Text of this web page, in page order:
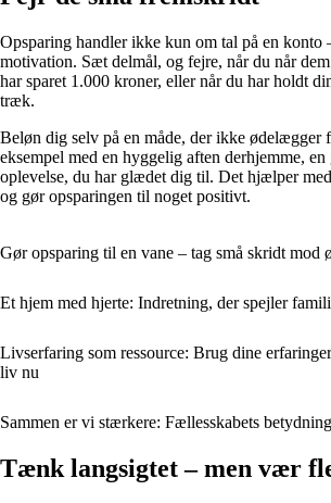
Opsparing handler ikke kun om tal på en konto
motivation. Sæt delmål, og fejre, når du når
har sparet 1.000 kroner, eller når du har holdt
træk.
Beløn dig selv på en måde, der ikke ødelægger
eksempel med en hyggelig aften derhjemme,
oplevelse, du har glædet dig til. Det hjælper
og gør opsparingen til noget positivt.
Gør opsparing til en vane – tag små skridt mod
Et hjem med hjerte: Indretning, der spejler
Livserfaring som ressource: Brug dine
liv nu
Sammen er vi stærkere: Fællesskabets
Tænk langsigtet – men vær